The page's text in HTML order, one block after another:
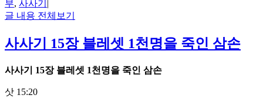
부, 사사기 |
글 내용 전체보기
사사기 15장 블레셋 1천명을 죽인 삼손
사사기 15장 블레셋 1천명을 죽인 삼손
삿 15:20